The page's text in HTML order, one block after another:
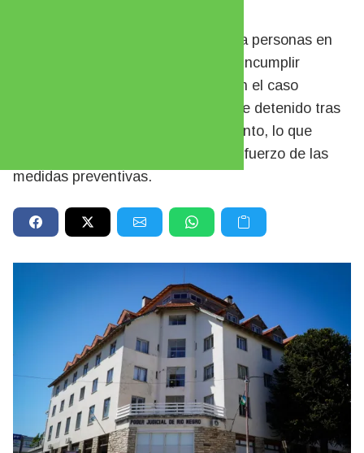
El Ministerio Público Fiscal imputó a personas en
Bariloche y San Antonio Oeste por incumplir
órdenes judiciales de restricción. En el caso
registrado en la ciudad, un joven fue detenido tras
violar una prohibición de acercamiento, lo que
activó la intervención policial y el refuerzo de las
medidas preventivas.